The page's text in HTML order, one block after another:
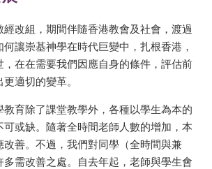
改組，期間伴隨香港教會及社會，渡過
讓崇基神學在時代巨變中，扎根香港，
在在需要我們因應自身的條件，評估前
適切的變革。
育除了課堂教學外，各種以學生為本的
或缺。隨著全時間老師人數的增加，本
善。不過，我們對同學（全時間與兼
需改善之處。自去年起，老師與學生會